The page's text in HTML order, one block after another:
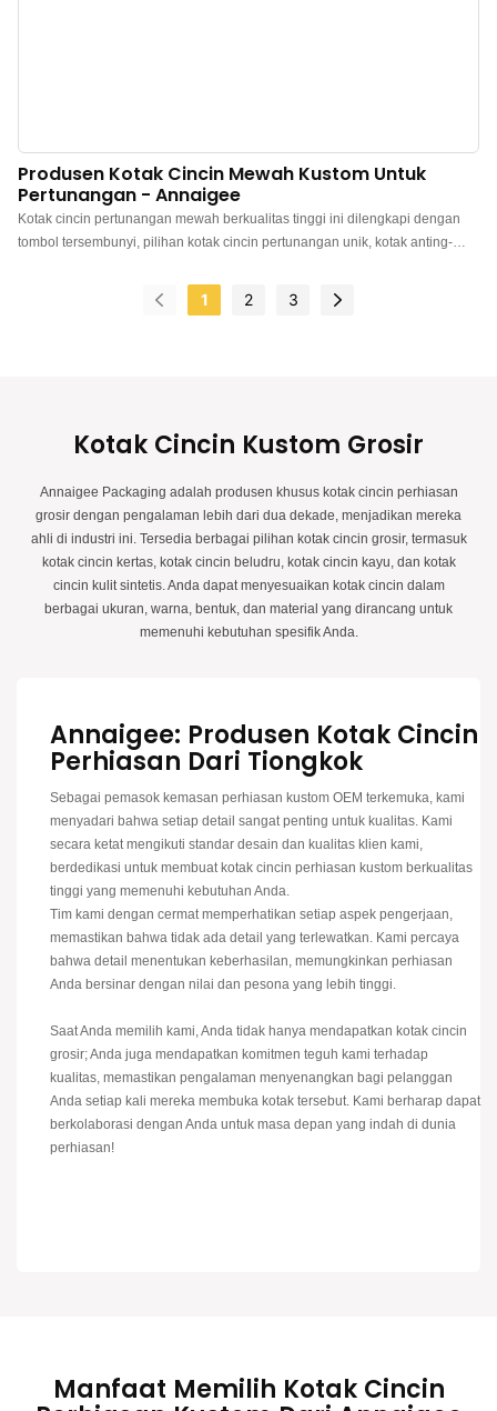
Produsen Kotak Cincin Mewah Kustom Untuk
Pertunangan - Annaigee
Kotak cincin pertunangan mewah berkualitas tinggi ini dilengkapi dengan
tombol tersembunyi, pilihan kotak cincin pertunangan unik, kotak anting-
banyak gaya pesaing. Dengan desainnya yang elegan dan mewah, kotak
cincin kami sangat cocok untuk memajang dan melindungi cincin
pernyataan dengan presentasi cincin mereka. Tingkatkan momen spesial
1 2 3
Kotak Cincin Kustom Grosir
Annaigee Packaging adalah produsen khusus kotak cincin perhiasan
grosir dengan pengalaman lebih dari dua dekade, menjadikan mereka
ahli di industri ini. Tersedia berbagai pilihan kotak cincin grosir, termasuk
kotak cincin kertas, kotak cincin beludru, kotak cincin kayu, dan kotak
cincin kulit sintetis. Anda dapat menyesuaikan kotak cincin dalam
berbagai ukuran, warna, bentuk, dan material yang dirancang untuk
memenuhi kebutuhan spesifik Anda.
Annaigee: Produsen Kotak Cincin
Perhiasan Dari Tiongkok
Sebagai pemasok kemasan perhiasan kustom OEM terkemuka, kami
menyadari bahwa setiap detail sangat penting untuk kualitas. Kami
secara ketat mengikuti standar desain dan kualitas klien kami,
berdedikasi untuk membuat kotak cincin perhiasan kustom berkualitas
tinggi yang memenuhi kebutuhan Anda.
Tim kami dengan cermat memperhatikan setiap aspek pengerjaan,
memastikan bahwa tidak ada detail yang terlewatkan. Kami percaya
bahwa detail menentukan keberhasilan, memungkinkan perhiasan
Anda bersinar dengan nilai dan pesona yang lebih tinggi.
Saat Anda memilih kami, Anda tidak hanya mendapatkan kotak cincin
grosir; Anda juga mendapatkan komitmen teguh kami terhadap
kualitas, memastikan pengalaman menyenangkan bagi pelanggan
Anda setiap kali mereka membuka kotak tersebut. Kami berharap dapat
berkolaborasi dengan Anda untuk masa depan yang indah di dunia
perhiasan!
Manfaat Memilih Kotak Cincin